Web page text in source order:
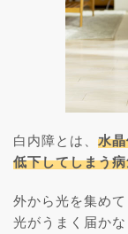
白内障とは、 水
低下してしまう
外から光を集め
光がうまく届か